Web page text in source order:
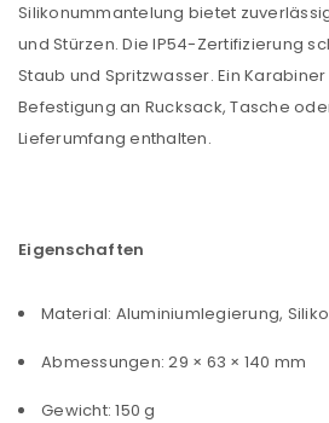
Silikonummantelung bietet
und Stürzen. Die IP54-Zertifizierung
Staub und Spritzwasser. Ein
Befestigung an Rucksack, Tasche
Lieferumfang enthalten.
Eigenschaften
Material: Aluminiumlegierung,
Abmessungen: 29 × 63 × 140 mm
Gewicht: 150 g